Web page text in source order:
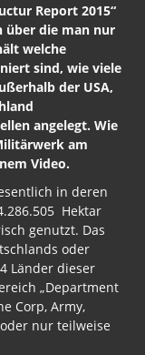
Report 2015“
über die man nur
welche
sind, wie viele
der USA,
angelegt. Wie
am
Video.
in deren
Hektar
genutzt. Das
oder
Länder dieser
„Department
Corp, Army,
nur teilweise